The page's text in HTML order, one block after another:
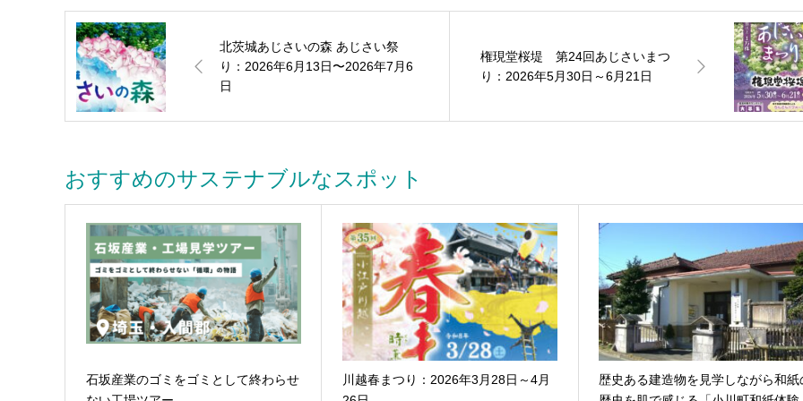
北茨城あじさいの森 あじさい祭
り：2026年6月13日〜2026年7月6
日
権現堂桜堤 第24回あじさいまつ
り：2026年5月30日～6月21日
おすすめのサステナブルなスポット
石坂産業のゴミをゴミとして終わらせ
川越春まつり：2026年3月28日～4月
歴史ある建造物を見学しながら和紙